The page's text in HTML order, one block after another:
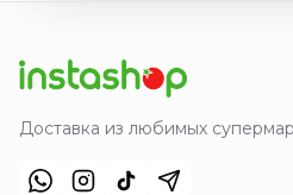
Доставка из любимых